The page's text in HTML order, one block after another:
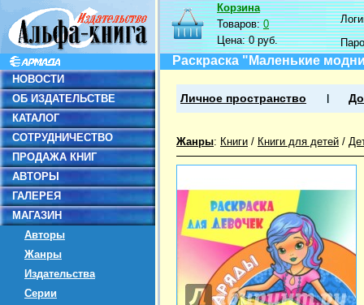
НОВОСТИ
ОБ ИЗДАТЕЛЬСТВЕ
КАТАЛОГ
СОТРУДНИЧЕСТВО
ПРОДАЖА КНИГ
АВТОРЫ
ГАЛЕРЕЯ
МАГАЗИН
Авторы
Жанры
Издательства
Серии
Корзина
Товаров:0
Цена:0 руб.
Раскраска "Маленькие
Личное пространство
Жанры: Книги / Книги для детей /